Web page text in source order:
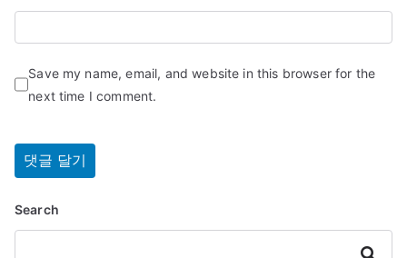
Save my name, email, and website in this browser for the
next time I comment.
Search
Search